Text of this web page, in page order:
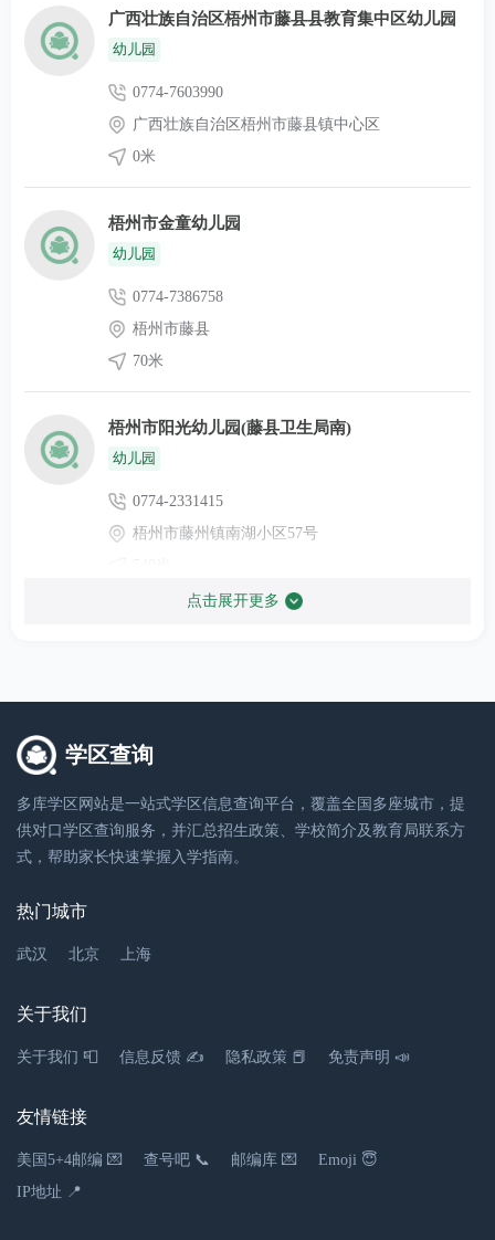
广西壮族自治区梧州市藤县县教育集中区幼儿园
幼儿园
0774-7603990
广西壮族自治区梧州市藤县镇中心区
0米
梧州市金童幼儿园
幼儿园
0774-7386758
梧州市藤县
70米
梧州市阳光幼儿园(藤县卫生局南)
幼儿园
0774-2331415
梧州市藤州镇南湖小区57号
0774-7298663
1.88千米
点击展开更多
学区查询
多库学区网站是一站式学区信息查询平台，覆盖全国多座城市，提
供对口学区查询服务，并汇总招生政策、学校简介及教育局联系方
式，帮助家长快速掌握入学指南。
热门城市
武汉 北京 上海
关于我们
关于我们 📮 信息反馈 ✍ 隐私政策 📕 免责声明 📣
友情链接
美国5+4邮编 💌 查号吧 📞 邮编库 💌
Emoji 😇
IP地址 📍